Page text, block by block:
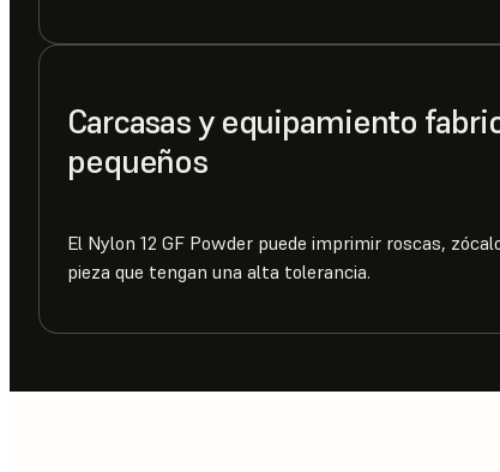
Carcasas y equipamiento
pequeños
El Nylon 12 GF Powder puede imprimir roscas,
pieza que tengan una alta tolerancia.